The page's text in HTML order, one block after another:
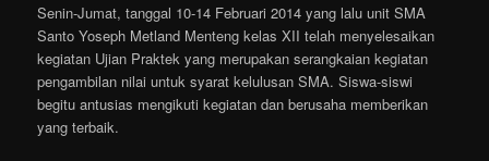
Senin-Jumat, tanggal 10-14 Februari 2014 yang lalu unit SMA
Santo Yoseph Metland Menteng kelas XII telah menyelesaikan
kegiatan Ujian Praktek yang merupakan serangkaian kegiatan
pengambilan nilai untuk syarat kelulusan SMA. Siswa-siswi
begitu antusias mengikuti kegiatan dan berusaha memberikan
yang terbaik.